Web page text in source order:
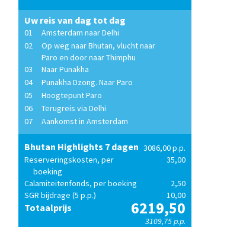
Uw reis van dag tot dag
01
Amsterdam naar Delhi
02
Op weg naar Bhutan, vlucht naar
Paro en door naar Thimphu
03
Naar Punakha
04
Punakha Dzong. Naar Paro
05
Hoogtepunt Paro
06
Terugreis via Delhi
07
Aankomst in Amsterdam
Bhutan Highlights 7 dagen 3086,00 p.p.
Reserveringskosten, per
boeking
35,00
Calamiteitenfonds, per boeking
2,50
SGR bijdrage (5 p.p.)
10,00
Totaalprijs 6219,50
3109,75 p.p.